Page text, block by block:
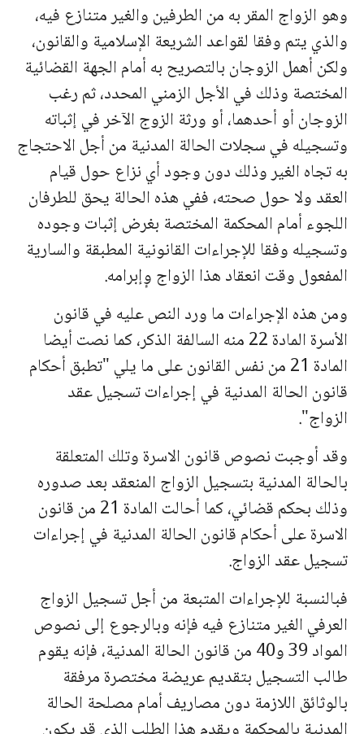
وهو الزواج المقر به من الطرفين والغير متنازع فيه،
والذي يتم وفقا لقواعد الشريعة الإسلامية والقانون،
ولكن أهمل الزوجان بالتصريح به أمام الجهة القضائية
المختصة وذلك في الأجل الزمني المحدد، ثم رغب
الزوجان أو أحدهما، أو ورثة الزوج الآخر في إثباته
وتسجيله في سجلات الحالة المدنية من أجل الاحتجاج
به تجاه الغير وذلك دون وجود أي نزاع حول قيام
العقد ولا حول صحته، ففي هذه الحالة يحق للطرفان
اللجوء أمام المحكمة المختصة بغرض إثبات وجوده
وتسجيله وفقا للإجراءات القانونية المطبقة والسارية
المفعول وقت انعقاد هذا الزواج وٕإبرامه.
ومن هذه الإجراءات ما ورد النص عليه في قانون
الأسرة المادة 22 منه السالفة الذكر، كما نصت أيضا
المادة 21 من نفس القانون على ما يلي "تطبق أحكام
قانون الحالة المدنية في إجراءات تسجيل عقد
الزواج".
وقد أوجبت نصوص قانون الاسرة وتلك المتعلقة
بالحالة المدنية بتسجيل الزواج المنعقد بعد صدوره
وذلك بحكم قضائي، كما أحالت المادة 21 من قانون
الاسرة على أحكام قانون الحالة المدنية في إجراءات
تسجيل عقد الزواج.
فبالنسبة للإجراءات المتبعة من أجل تسجيل الزواج
العرفي الغير متنازع فيه فإنه وبالرجوع إلى نصوص
المواد 39 و40 من قانون الحالة المدنية، فإنه يقوم
طالب التسجيل بتقديم عريضة مختصرة مرفقة
بالوثائق اللازمة دون مصاريف أمام مصلحة الحالة